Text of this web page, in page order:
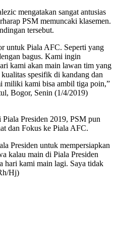
mengatakan sangat antusias
PSM memuncaki klasemen.
tersebut.
untuk Piala AFC. Seperti yang
bagus. Kami ingin
kami akan main lawan tim yang
spesifik di kandang dan
miliki kami bisa ambil tiga poin,”
Bogor, Senin (1/4/2019)
Presiden 2019, PSM pun
dan Fokus ke Piala AFC.
Presiden untuk mempersiapkan
kalau main di Piala Presiden
hari kami main lagi. Saya tidak
Hj)